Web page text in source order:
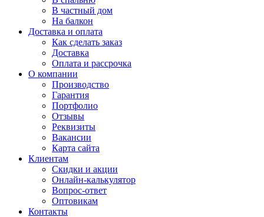
В частный дом
На балкон
Доставка и оплата
Как сделать заказ
Доставка
Оплата и рассрочка
О компании
Производство
Гарантия
Портфолио
Отзывы
Реквизиты
Вакансии
Карта сайта
Клиентам
Скидки и акции
Онлайн-калькулятор
Вопрос-ответ
Оптовикам
Контакты